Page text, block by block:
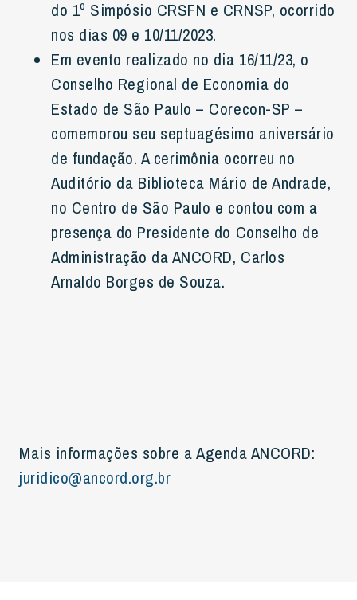
do 1º Simpósio CRSFN e CRNSP, ocorrido
nos dias 09 e 10/11/2023.
Em evento realizado no dia 16/11/23, o
Conselho Regional de Economia do
Estado de São Paulo – Corecon-SP –
comemorou seu septuagésimo aniversário
de fundação. A cerimônia ocorreu no
Auditório da Biblioteca Mário de Andrade,
no Centro de São Paulo e contou com a
presença do Presidente do Conselho de
Administração da ANCORD, Carlos
Arnaldo Borges de Souza.
Mais informações sobre a Agenda ANCORD:
juridico@ancord.org.br